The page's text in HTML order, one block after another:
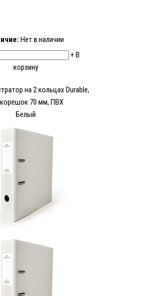
Нет в наличии
+В
корзину
на 2 кольцах Durable,
70 мм, ПВХ
Белый